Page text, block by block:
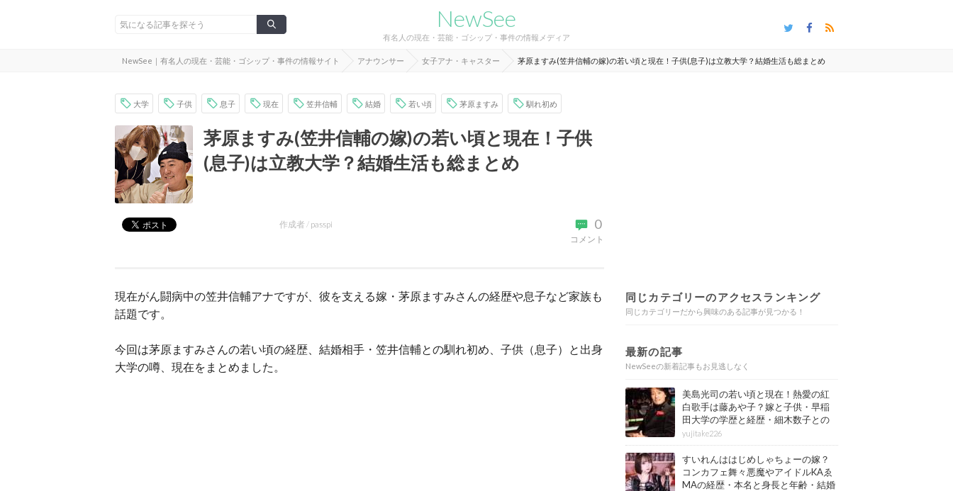
NewSee
有名人の現在・芸能・ゴシップ・事件の情報メディア
NewSee｜有名人の現在・芸能・ゴシップ・事件の情報サイト アナウンサー 女子アナ・キャスター 茅原ますみ(笠井信輔の嫁)の若い頃と現在！子供(息子)は立教大学？結婚生活も総まとめ
大学 子供 息子 現在 笠井信輔 結婚 若い頃 茅原ますみ 馴れ初め
茅原ますみ(笠井信輔の嫁)の若い頃と現在！子供
(息子)は立教大学？結婚生活も総まとめ
0
コメント
作成者 / passpi
現在がん闘病中の笠井信輔アナですが、彼を支える嫁・茅原ますみさんの経歴や息子など家族も
話題です。
今回は茅原ますみさんの若い頃の経歴、結婚相手・笠井信輔との馴れ初め、子供（息子）と出身
大学の噂、現在をまとめました。
同じカテゴリーのアクセスランキング
同じカテゴリーだから興味のある記事が見つかる！
最新の記事
NewSeeの新着記事もお見逃しなく
美島光司の若い頃と現在！熱愛の紅
白歌手は藤あや子？嫁と子供・早稲
田大学の学歴と経歴・細木数子との
確執もまとめ
yujitake226
すいれんははじめしゃちょーの嫁？
コンカフェ舞々悪魔やアイドルKAゑ
MAの経歴・本名と身長と年齢・結婚